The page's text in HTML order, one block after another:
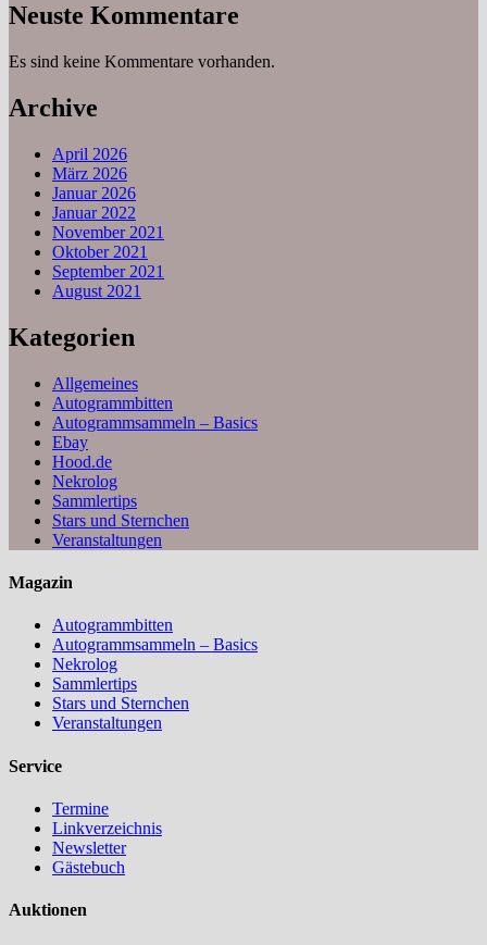
Neuste Kommentare
Es sind keine Kommentare vorhanden.
Archive
April 2026
März 2026
Januar 2026
Januar 2022
November 2021
Oktober 2021
September 2021
August 2021
Kategorien
Allgemeines
Autogrammbitten
Autogrammsammeln – Basics
Ebay
Hood.de
Nekrolog
Sammlertips
Stars und Sternchen
Veranstaltungen
Magazin
Autogrammbitten
Autogrammsammeln – Basics
Nekrolog
Sammlertips
Stars und Sternchen
Veranstaltungen
Service
Termine
Linkverzeichnis
Newsletter
Gästebuch
Auktionen